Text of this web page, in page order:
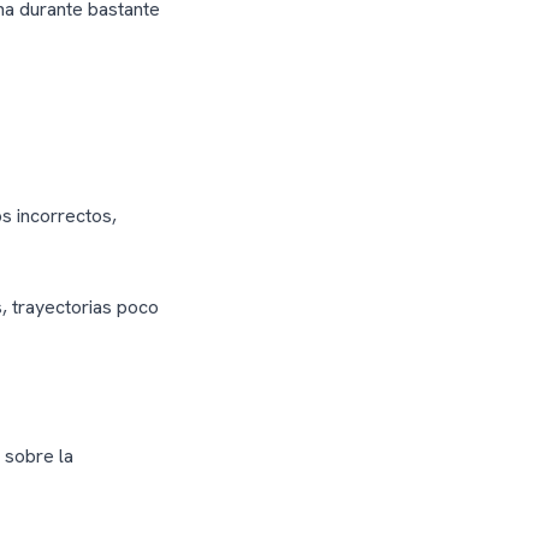
durante bastante
incorrectos,
trayectorias poco
sobre la